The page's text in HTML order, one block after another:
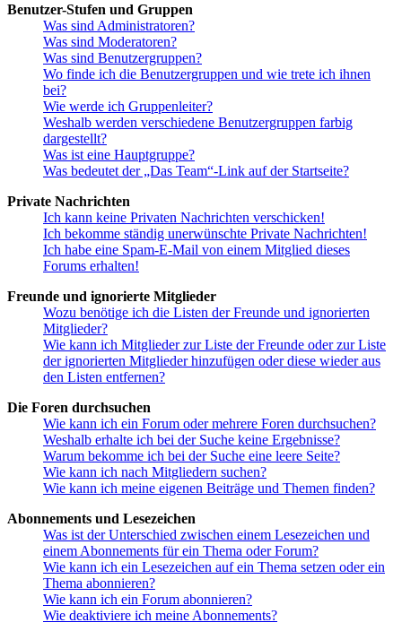
Benutzer-Stufen und Gruppen
Was sind Administratoren?
Was sind Moderatoren?
Was sind Benutzergruppen?
Wo finde ich die Benutzergruppen und wie trete ich ihnen
bei?
Wie werde ich Gruppenleiter?
Weshalb werden verschiedene Benutzergruppen farbig
dargestellt?
Was ist eine Hauptgruppe?
Was bedeutet der „Das Team“-Link auf der Startseite?
Private Nachrichten
Ich kann keine Privaten Nachrichten verschicken!
Ich bekomme ständig unerwünschte Private Nachrichten!
Ich habe eine Spam-E-Mail von einem Mitglied dieses
Forums erhalten!
Freunde und ignorierte Mitglieder
Wozu benötige ich die Listen der Freunde und ignorierten
Mitglieder?
Wie kann ich Mitglieder zur Liste der Freunde oder zur Liste
der ignorierten Mitglieder hinzufügen oder diese wieder aus
den Listen entfernen?
Die Foren durchsuchen
Wie kann ich ein Forum oder mehrere Foren durchsuchen?
Weshalb erhalte ich bei der Suche keine Ergebnisse?
Warum bekomme ich bei der Suche eine leere Seite?
Wie kann ich nach Mitgliedern suchen?
Wie kann ich meine eigenen Beiträge und Themen finden?
Abonnements und Lesezeichen
Was ist der Unterschied zwischen einem Lesezeichen und
einem Abonnements für ein Thema oder Forum?
Wie kann ich ein Lesezeichen auf ein Thema setzen oder ein
Thema abonnieren?
Wie kann ich ein Forum abonnieren?
Wie deaktiviere ich meine Abonnements?